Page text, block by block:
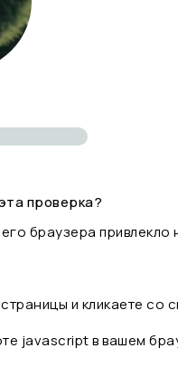
проверка?
браузера привлекло
и кликаете
javascript в вашем